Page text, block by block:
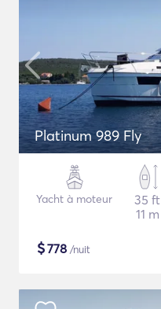
Platinum 989 Fly
Yacht à moteur
35 ft
11 m
$778 /nuit